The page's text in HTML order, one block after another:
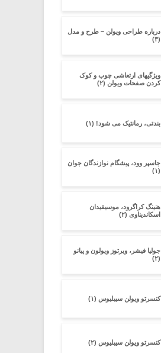
درباره طراحی ویولن – طرح و مدل
(۳)
ویژگیهای ارتعاشی چوب و کوک
کردن صفحات ویولن (۲)
بندتی، رمانتیک می شود! (۱)
جاسپر وود، پیشگام نوازندگان جوان
(۱)
هنینگ کراگرود، موسیقیدان
اسکاندیناوی (۲)
جولیا فیشر، ویرتوز ویولون و پیانو
(۲)
کنسرتو ویولن سیبلیوس (۱)
کنسرتو ویولن سیبلیوس (۲)